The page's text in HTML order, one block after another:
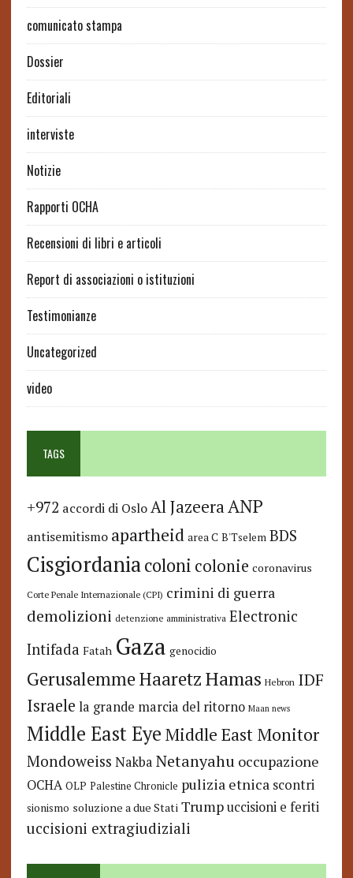
comunicato stampa
Dossier
Editoriali
interviste
Notizie
Rapporti OCHA
Recensioni di libri e articoli
Report di associazioni o istituzioni
Testimonianze
Uncategorized
video
TAGS
+972 accordi di Oslo Al JazeeraANP
antisemitismo apartheid area C B'Tselem BDS
Cisgiordaniacoloni colonie coronavirus
Corte Penale Internazionale (CPI) crimini di guerra
demolizioni detenzione amministrativa Electronic
Intifada Fatah Gaza genocidio
GerusalemmeHaaretzHamas Hebron IDF
Israele la grande marcia del ritorno Maan news
Middle East Eye Middle East Monitor
Mondoweiss Nakba Netanyahu occupazione
OCHA OLP Palestine Chronicle pulizia etnica scontri
sionismo soluzione a due Stati Trump uccisioni e feriti
uccisioni extragiudiziali